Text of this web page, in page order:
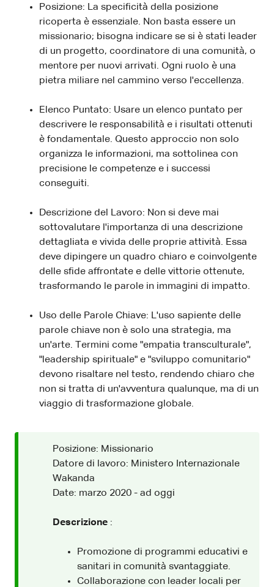
Posizione: La specificità della posizione
ricoperta è essenziale. Non basta essere un
missionario; bisogna indicare se si è stati leader
di un progetto, coordinatore di una comunità, o
mentore per nuovi arrivati. Ogni ruolo è una
pietra miliare nel cammino verso l'eccellenza.
Elenco Puntato: Usare un elenco puntato per
descrivere le responsabilità e i risultati ottenuti
è fondamentale. Questo approccio non solo
organizza le informazioni, ma sottolinea con
precisione le competenze e i successi
conseguiti.
Descrizione del Lavoro: Non si deve mai
sottovalutare l'importanza di una descrizione
dettagliata e vivida delle proprie attività. Essa
deve dipingere un quadro chiaro e coinvolgente
delle sfide affrontate e delle vittorie ottenute,
trasformando le parole in immagini di impatto.
Uso delle Parole Chiave: L'uso sapiente delle
parole chiave non è solo una strategia, ma
un'arte. Termini come "empatia transculturale",
"leadership spirituale" e "sviluppo comunitario"
devono risaltare nel testo, rendendo chiaro che
non si tratta di un'avventura qualunque, ma di un
viaggio di trasformazione globale.
Posizione: Missionario
Datore di lavoro: Ministero Internazionale
Wakanda
Date: marzo 2020 - ad oggi
Descrizione :
Promozione di programmi educativi e
sanitari in comunità svantaggiate.
Collaborazione con leader locali per